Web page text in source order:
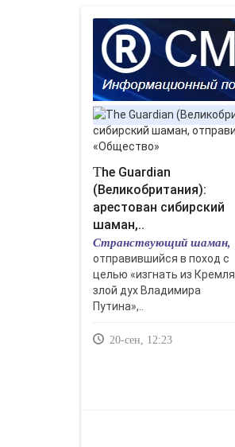
The Guardian
(Великобритания):
арестован сибирский
шаман,..
Странствующий шаман,
отправившийся в поход с
целью «изгнать из Кремля
злой дух Владимира
Путина»,..
20-сен, 12:23